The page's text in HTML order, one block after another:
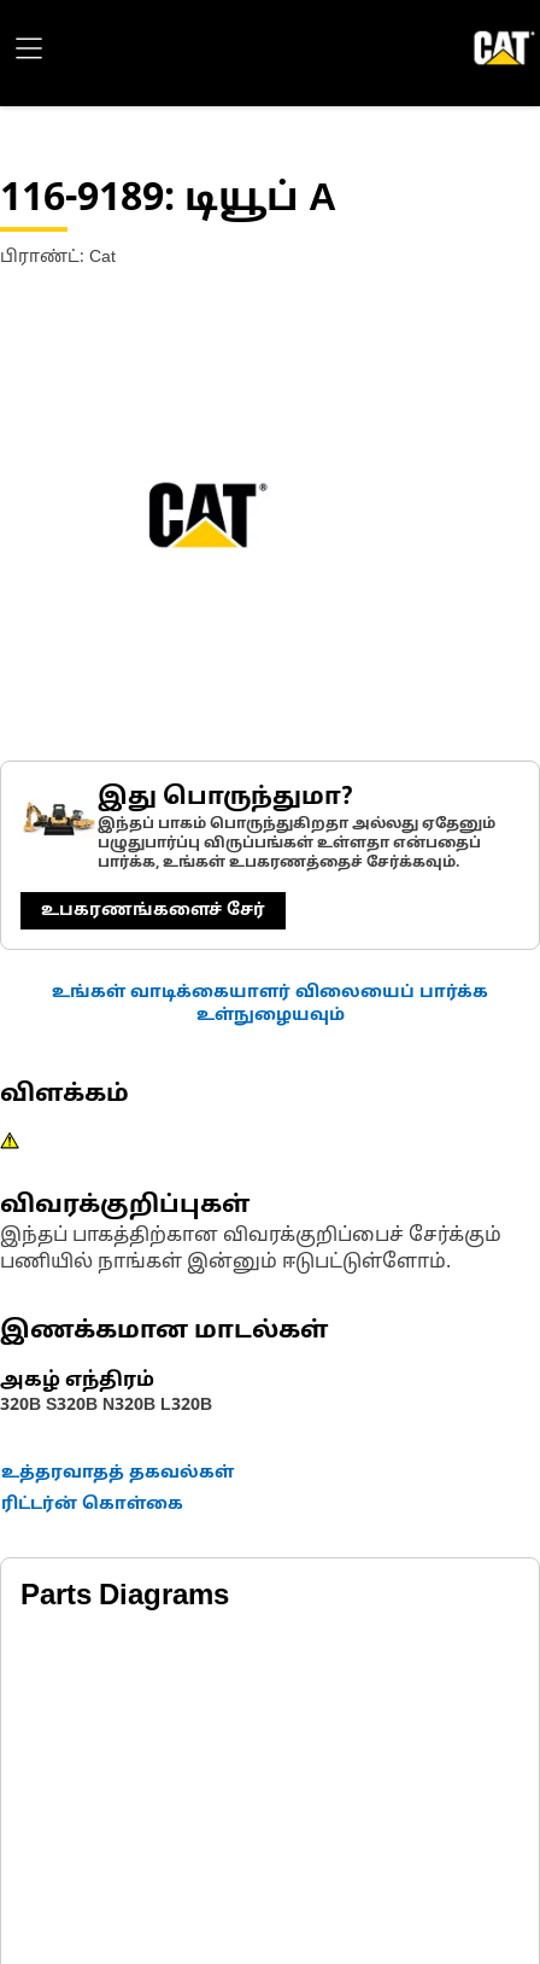
116-9189: டியூப் A
பிராண்ட்: Cat
இது பொருந்துமா?
இந்தப் பாகம் பொருந்துகிறதா அல்லது ஏதேனும்
பழுதுபார்ப்பு விருப்பங்கள் உள்ளதா என்பதைப்
பார்க்க, உங்கள் உபகரணத்தைச் சேர்க்கவும்.
உபகரணங்களைச் சேர்
உங்கள் வாடிக்கையாளர் விலையைப் பார்க்க
உள்நுழையவும்
விளக்கம்
விவரக்குறிப்புகள்
இந்தப் பாகத்திற்கான விவரக்குறிப்பைச் சேர்க்கும்
பணியில் நாங்கள் இன்னும் ஈடுபட்டுள்ளோம்.
இணக்கமான மாடல்கள்
அகழ் எந்திரம்
320B S320B N320B L320B
உத்தரவாதத் தகவல்கள்
ரிட்டர்ன் கொள்கை
Parts Diagrams